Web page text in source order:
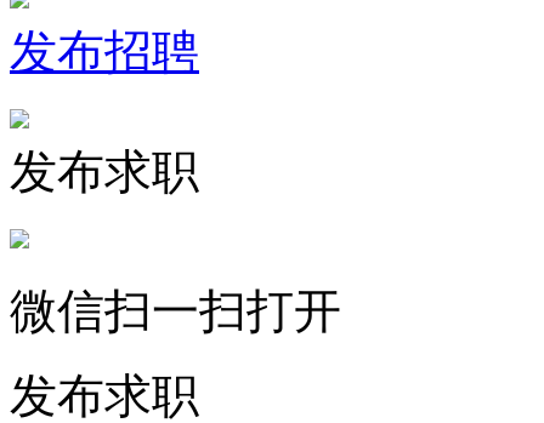
发布招聘
发布求职
微信扫一扫打开
发布求职